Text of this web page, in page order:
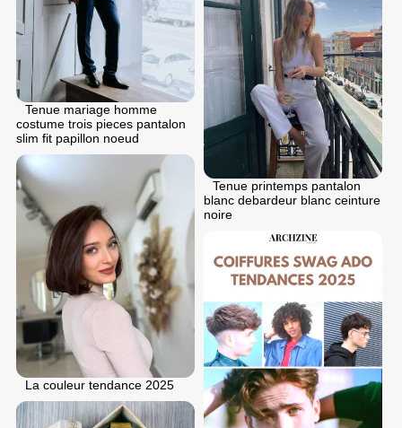
Tenue mariage homme
costume trois pieces pantalon
slim fit papillon noeud
Tenue printemps pantalon
blanc debardeur blanc ceinture
noire
La couleur tendance 2025